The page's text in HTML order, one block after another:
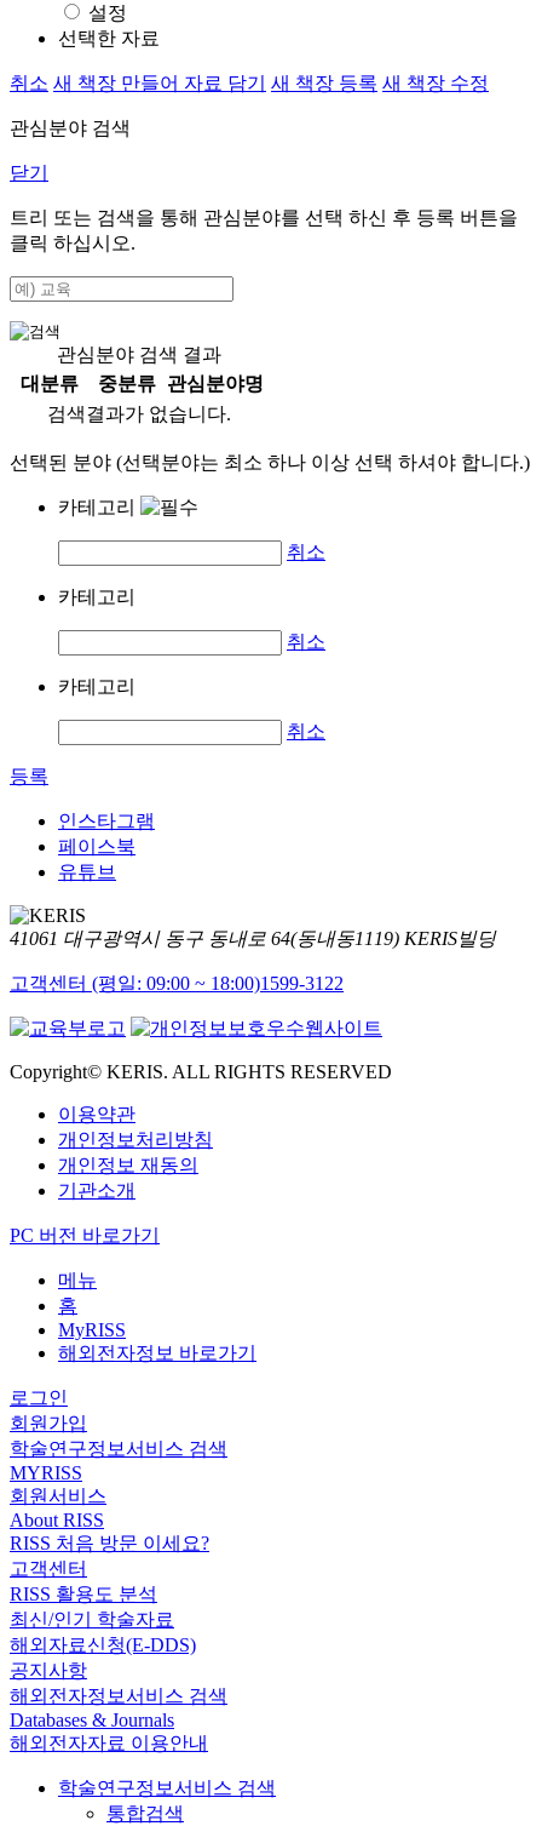
설정
선택한 자료
취소 새 책장 만들어 자료 담기 새 책장 등록 새 책장 수정
관심분야 검색
닫기
트리 또는 검색을 통해 관심분야를 선택 하신 후 등록 버튼을
클릭 하십시오.
관심분야 검색 결과
대분류
중분류
관심분야명
검색결과가 없습니다.
선택된 분야 (선택분야는 최소 하나 이상 선택 하셔야 합니다.)
카테고리
취소
카테고리
취소
카테고리
취소
등록
인스타그램
페이스북
유튜브
41061 대구광역시 동구 동내로 64(동내동1119) KERIS빌딩
고객센터 (평일: 09:00 ~ 18:00)1599-3122
Copyright© KERIS. ALL RIGHTS RESERVED
이용약관
개인정보처리방침
개인정보 재동의
기관소개
PC 버전 바로가기
메뉴
홈
MyRISS
해외전자정보 바로가기
로그인
회원가입
학술연구정보서비스 검색
MYRISS
회원서비스
About RISS
RISS 처음 방문 이세요?
고객센터
RISS 활용도 분석
최신/인기 학술자료
해외자료신청(E-DDS)
공지사항
해외전자정보서비스 검색
Databases & Journals
해외전자자료 이용안내
학술연구정보서비스 검색
통합검색